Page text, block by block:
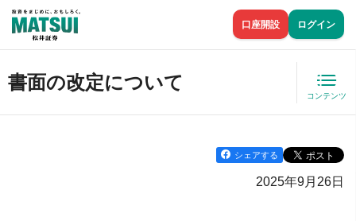
口座開設 ログイン
書面の改定について
コンテンツ
シェアする
2025年9月26日